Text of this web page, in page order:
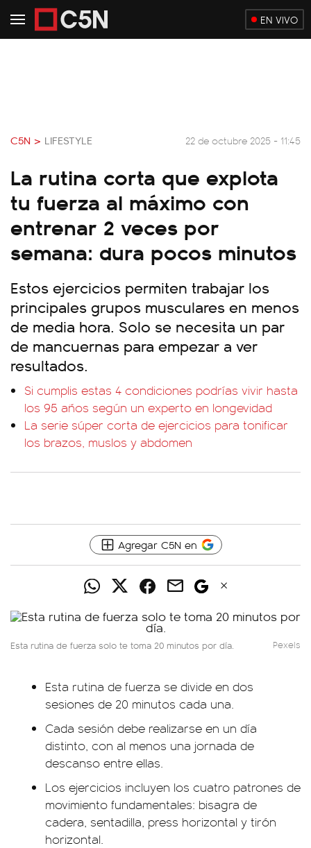
EN VIVO
C5N > LIFESTYLE 22 de octubre 2025 - 11:45
La rutina corta que explota
tu fuerza al máximo con
entrenar 2 veces por
semana: dura pocos minutos
Estos ejercicios permiten trabajar los
principales grupos musculares en menos
de media hora. Solo se necesita un par
de mancuernas para empezar a ver
resultados.
Si cumplis estas 4 condiciones podrías vivir hasta
los 95 años según un experto en longevidad
La serie súper corta de ejercicios para tonificar
los brazos, muslos y abdomen
Agregar C5N en
Esta rutina de fuerza solo te toma 20 minutos por día. Pexels
Esta rutina de fuerza se divide en dos
sesiones de 20 minutos cada una.
Cada sesión debe realizarse en un día
distinto, con al menos una jornada de
descanso entre ellas.
Los ejercicios incluyen los cuatro patrones de
movimiento fundamentales: bisagra de
cadera, sentadilla, press horizontal y tirón
horizontal.